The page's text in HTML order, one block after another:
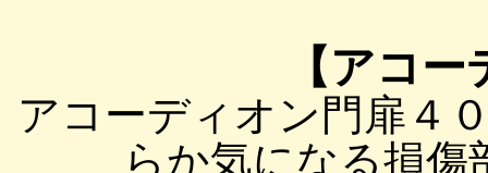
【アコ
アコーディオン門扉４
らか気になる損